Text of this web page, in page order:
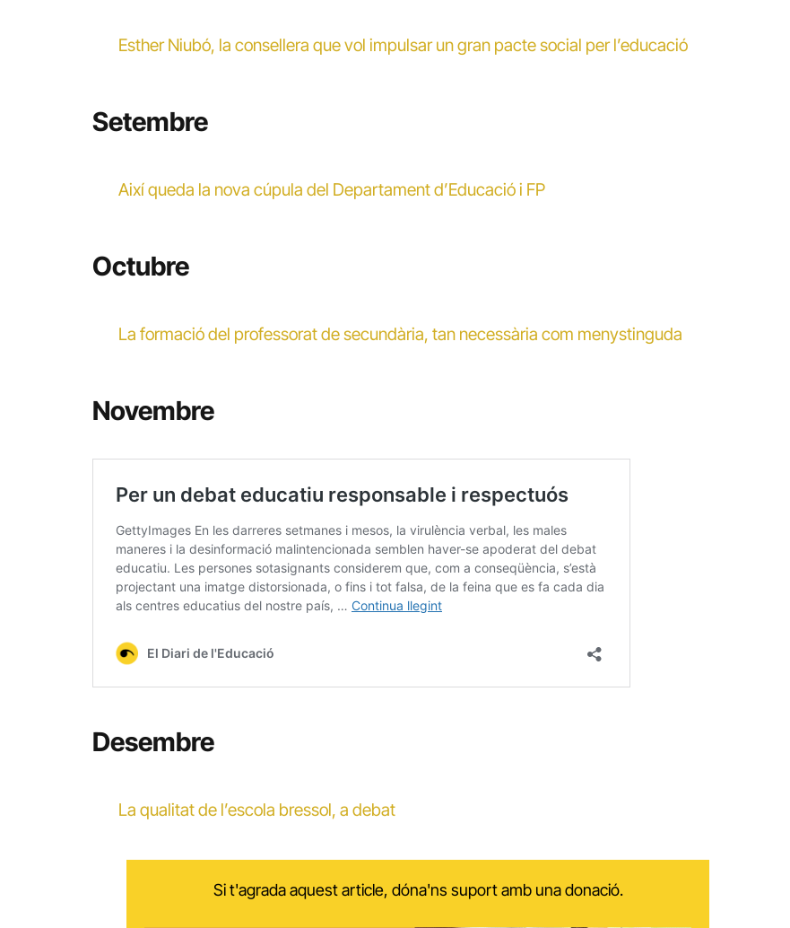
Esther Niubó, la consellera que vol impulsar un gran pacte social per l’educació
Setembre
Així queda la nova cúpula del Departament d’Educació i FP
Octubre
La formació del professorat de secundària, tan necessària com menystinguda
Novembre
Desembre
La qualitat de l’escola bressol, a debat
Si t'agrada aquest article, dóna'ns suport amb una donació.